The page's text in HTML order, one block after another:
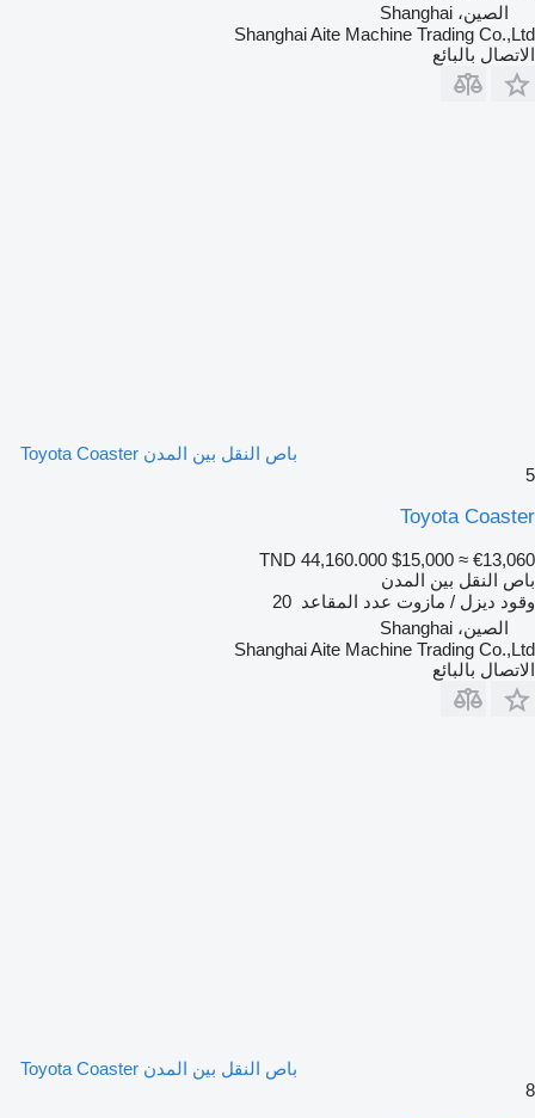
الصين، Shanghai
Shanghai Aite Machine Trading Co.,Ltd
الاتصال بالبائع
باص النقل بين المدن Toyota Coaster
5
Toyota Coaster
TND 44,160.000 $15,000 ≈ €13,060
باص النقل بين المدن
وقود ديزل / مازوت عدد المقاعد 20
الصين، Shanghai
Shanghai Aite Machine Trading Co.,Ltd
الاتصال بالبائع
باص النقل بين المدن Toyota Coaster
8